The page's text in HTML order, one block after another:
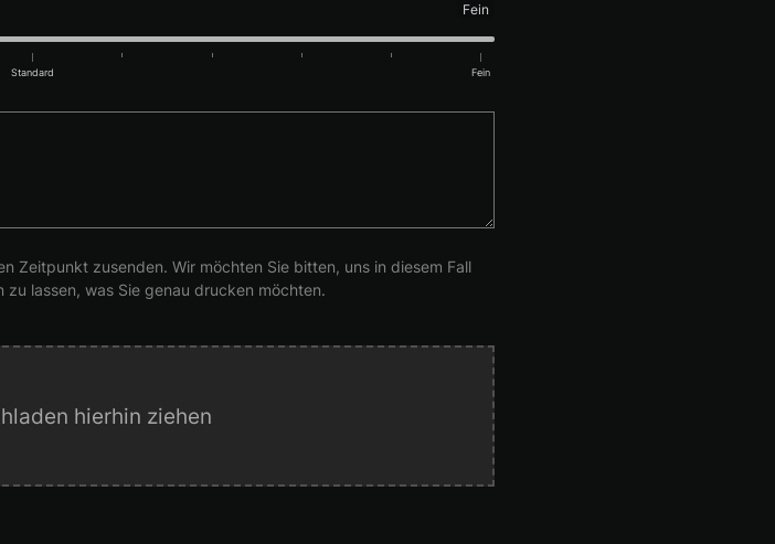
Fein
Standard Fein
Zeitpunkt zusenden. Wir möchten Sie bitten, uns in diesem Fall
lassen, was Sie genau drucken möchten.
hierhin ziehen